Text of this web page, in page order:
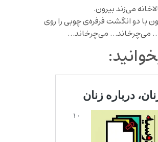
می‌زند بیرون.
با دو انگشت فرفره‌ی چوبی را روی
می‌چرخاند… می‌چرخاند…